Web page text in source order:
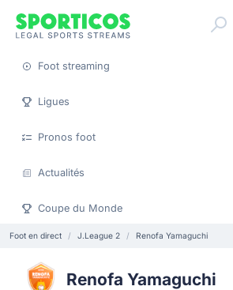
Foot streaming
Ligues
Pronos foot
Actualités
Coupe du Monde
Foot en direct J.League 2 Renofa Yamaguchi
Renofa Yamaguchi